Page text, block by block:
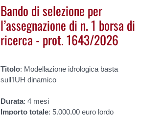
Bando di selezione per
l’assegnazione di n. 1 borsa di
ricerca - prot. 1643/2026
Titolo: Modellazione idrologica basta
sull’IUH dinamico
Durata: 4 mesi
Importo totale: 5.000,00 euro lordo